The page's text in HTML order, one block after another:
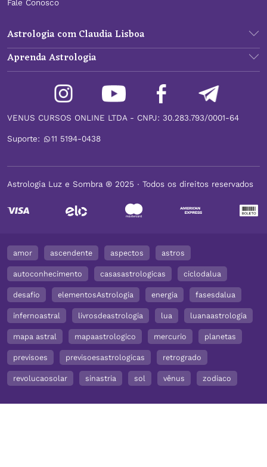
Fale Conosco
Astrologia com Claudia Lisboa
Aprenda Astrologia
VENUS CURSOS ONLINE LTDA - CNPJ: 30.283.793/0001-64
Suporte: 11 5194-0438
Astrologia Luz e Sombra ® 2025 ∙ Todos os direitos reservados
amor ascendente aspectos astros
autoconhecimento casasastrologicas ciclodalua
desafio elementosAstrologia energia fasesdalua
infernoastral livrosdeastrologia lua luanaastrologia
mapa astral mapaastrologico mercurio planetas
previsoes previsoesastrologicas retrogrado
revolucaosolar sinastria sol vênus zodiaco